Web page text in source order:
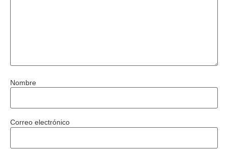
Nombre
Correo electrónico